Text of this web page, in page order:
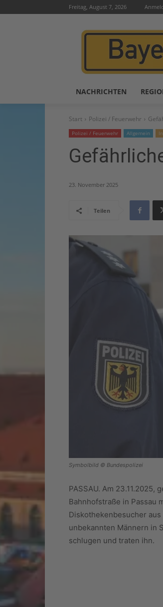
Freitag, August 7, 2026
NACHRICHTEN
Start Polizei / Feuerwehr
Polizei / Feuerwehr Allgemein
23. November 2025
Teilen
Symbolbild © Bundespolizei
PASSAU. Am
Bahnhofstraße in Passau
Diskothekenbesucher
unbekannten Männern in
schlugen und traten ihn.